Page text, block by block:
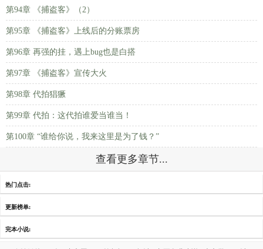
第94章 《捕盗客》（2）
第95章 《捕盗客》上线后的分账票房
第96章 再强的挂，遇上bug也是白搭
第97章 《捕盗客》宣传大火
第98章 代拍猖獗
第99章 代拍：这代拍谁爱当谁当！
第100章 “谁给你说，我来这里是为了钱？”
查看更多章节...
热门点击:
更新榜单:
完本小说: